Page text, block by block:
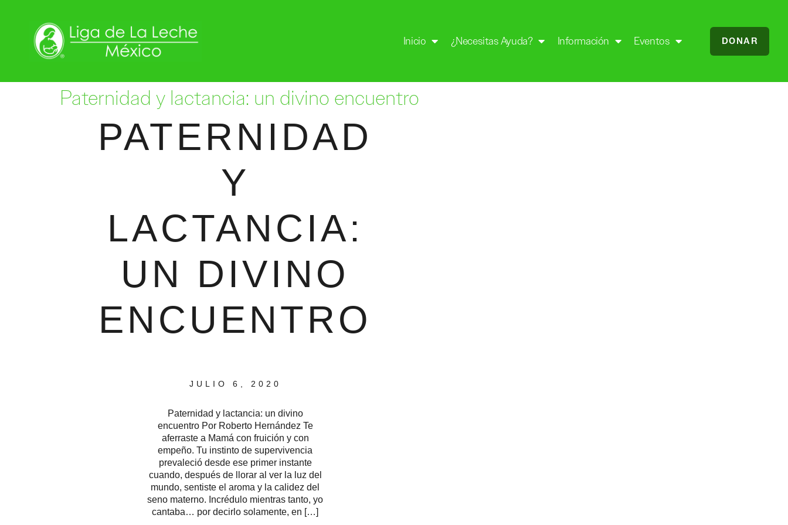
Inicio ¿Necesitas Ayuda? Información Eventos DONAR
Paternidad y lactancia: un divino encuentro
PATERNIDAD
Y
LACTANCIA:
UN DIVINO
ENCUENTRO
JULIO 6, 2020
Paternidad y lactancia: un divino
encuentro Por Roberto Hernández Te
aferraste a Mamá con fruición y con
empeño. Tu instinto de supervivencia
prevaleció desde ese primer instante
cuando, después de llorar al ver la luz del
mundo, sentiste el aroma y la calidez del
seno materno. Incrédulo mientras tanto, yo
cantaba… por decirlo solamente, en […]